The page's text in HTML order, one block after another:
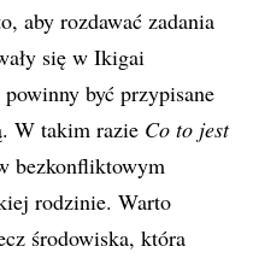
aby rozdawać zadania
się w Ikigai
być przypisane
W takim razie Co to jest
bezkonfliktowym
rodzinie. Warto
środowiska, która